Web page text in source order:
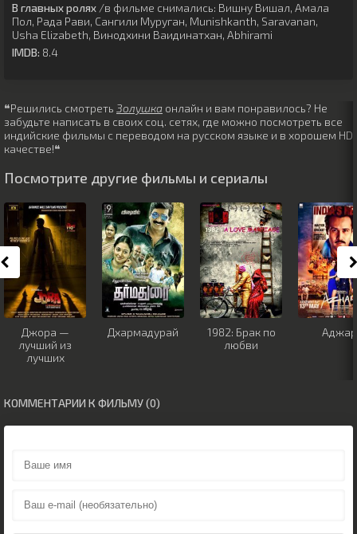
В главных ролях /в фильме снимались: Вишну Вишал, Амала
Пол, Рада Рави, Сангили Муруган, Munishkanth, Saravanan,
Usha Elizabeth, Винодхини Ваидинатхан, Abhirami
IMDB: 8.4
❝Решились смотреть Золушка онлайн и вам понравилось? Не
забудьте написать в своих соц. сетях, где можно посмотреть все
индийские фильмы с переводом на русском языке и в хорошем HD
качестве!❝
Посмотрите другие фильмы и сериалы
Джора —
лучший из
лучших
Дхармадурай
1982: Брак по
любви
Аджар
КОММЕНТАРИИ К ФИЛЬМУ (0)